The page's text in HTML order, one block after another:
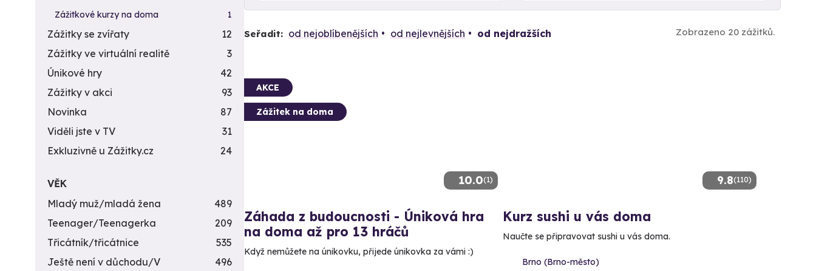
Seřadit: od nejoblíbenějších od nejlevnějších od nejdražších Zobrazeno 20 zážitků.
10.0(1)
AKCE
Zážitek na doma
Záhada z budoucnosti - Úniková hra
na doma až pro 13 hráčů
Když nemůžete na únikovku, přijede únikovka za vámi :)
9.8(110)
Kurz sushi u vás doma
Naučte se připravovat sushi u vás doma.
Brno (Brno-město)
Zážitkové kurzy na doma
1
Zážitky se zvířaty
12
Zážitky ve virtuální realitě
3
Únikové hry
42
Zážitky v akci
93
Novinka
87
Viděli jste v TV
31
Exkluzivně u Zážitky.cz
24
VĚK
Mladý muž/mladá žena
489
Teenager/Teenagerka
209
Třicátník/třicátnice
535
Ještě není v důchodu/V
496